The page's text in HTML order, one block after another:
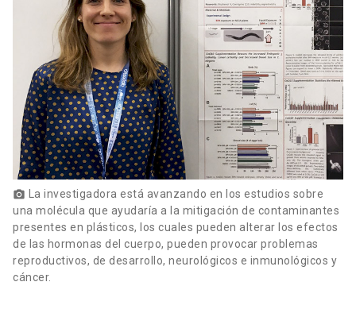
launch
Donaciones launch
photo_camera La investigadora está avanzando en los estudios sobre
una molécula que ayudaría a la mitigación de contaminantes
presentes en plásticos, los cuales pueden alterar los efectos
de las hormonas del cuerpo, pueden provocar problemas
reproductivos, de desarrollo, neurológicos e inmunológicos y
cáncer.